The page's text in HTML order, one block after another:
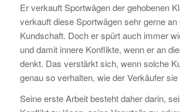
Er verkauft Sportwägen der gehobenen
verkauft diese Sportwägen sehr gerne
Kundschaft. Doch er spürt auch immer
und damit innere Konflikte, wenn er an
denkt. Das verstärkt sich, wenn solche
genau so verhalten, wie der Verkäufer
Seine erste Arbeit besteht daher darin,